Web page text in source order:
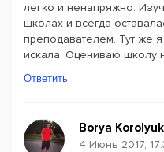
легко и ненапряжно.
школах и всегда
преподавателем. Тут же
искала. Оцениваю школу
Ответить
Borya Korolyuk
4 Июнь 2017,